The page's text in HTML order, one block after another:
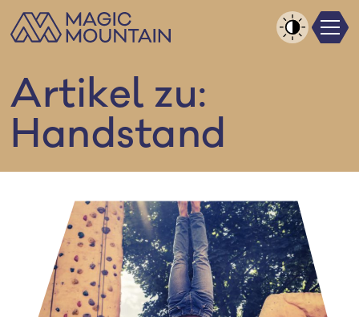
Zum
Inhalt
Artikel zu:
Handstand